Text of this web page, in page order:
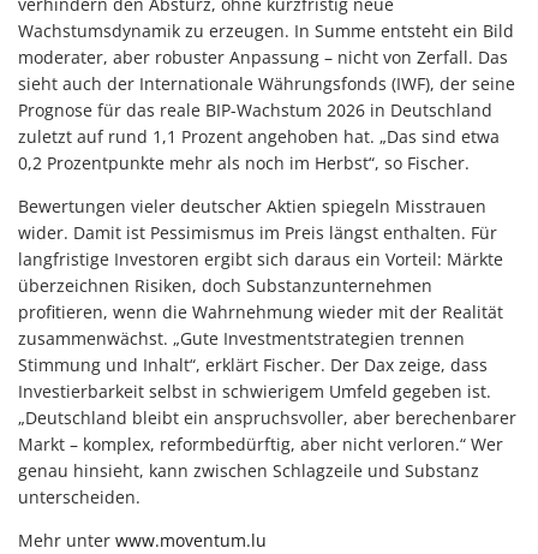
Wachstumsdynamik zu erzeugen. In Summe entsteht ein Bild
moderater, aber robuster Anpassung – nicht von Zerfall. Das
sieht auch der Internationale Währungsfonds (IWF), der seine
Prognose für das reale BIP-Wachstum 2026 in Deutschland
zuletzt auf rund 1,1 Prozent angehoben hat. „Das sind etwa
0,2 Prozentpunkte mehr als noch im Herbst“, so Fischer.
Bewertungen vieler deutscher Aktien spiegeln Misstrauen
wider. Damit ist Pessimismus im Preis längst enthalten. Für
langfristige Investoren ergibt sich daraus ein Vorteil: Märkte
überzeichnen Risiken, doch Substanzunternehmen
profitieren, wenn die Wahrnehmung wieder mit der Realität
zusammenwächst. „Gute Investmentstrategien trennen
Stimmung und Inhalt“, erklärt Fischer. Der Dax zeige, dass
Investierbarkeit selbst in schwierigem Umfeld gegeben ist.
„Deutschland bleibt ein anspruchsvoller, aber berechenbarer
Markt – komplex, reformbedürftig, aber nicht verloren.“ Wer
genau hinsieht, kann zwischen Schlagzeile und Substanz
unterscheiden.
Mehr unter www.moventum.lu